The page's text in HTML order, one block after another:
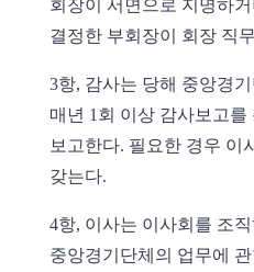
회장이 서면으로 지명하
결정한 부회장이 회장 직
3항, 감사는 당해 중앙경
매년 1회 이상 감사보고를
보고한다. 필요한 경우 이
갖는다.
4항, 이사는 이사회를 조
중앙경기단체의 업무에